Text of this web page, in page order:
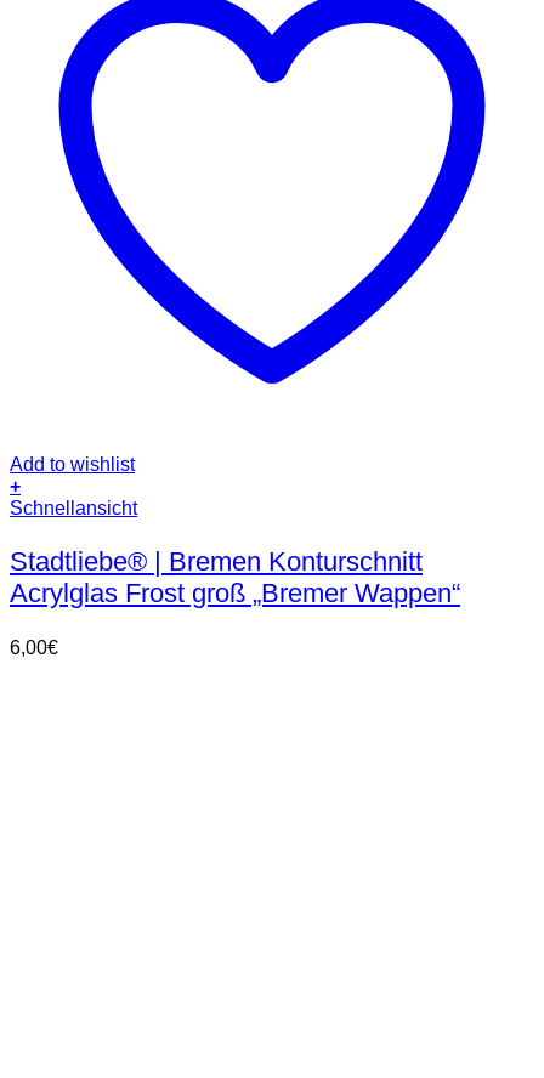
Add to wishlist
+
Schnellansicht
Stadtliebe® | Bremen Konturschnitt
Acrylglas Frost groß „Bremer Wappen“
6,00€